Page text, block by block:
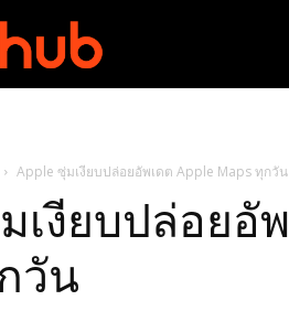
Apple ซุ่มเงียบปล่อยอัพเดต Apple Maps ทุกวัน
เงียบปล่อยอั
วัน